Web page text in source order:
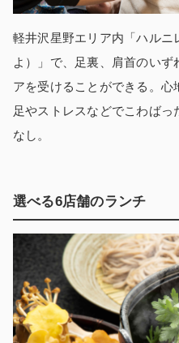
軽井沢星野エリア内「ハルニ
よ）」で、足裏、肩首のい
アを受けることができる。
足やストレスなどでこわば
なし。
選べる6店舗のランチ